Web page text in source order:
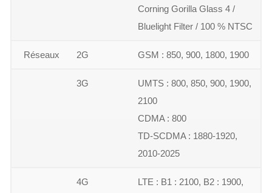
Corning Gorilla Glass 4 /
Bluelight Filter / 100 % NTSC
Réseaux 2G GSM : 850, 900, 1800, 1900
3G
UMTS : 800, 850, 900, 1900,
2100
CDMA : 800
TD-SCDMA : 1880-1920,
2010-2025
4G
LTE : B1 : 2100, B2 : 1900,